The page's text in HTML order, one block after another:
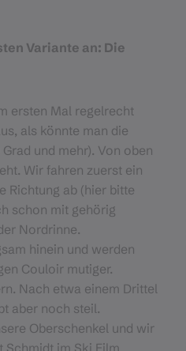
Variante an: Die
ersten Mal regelrecht
als könnte man die
und mehr). Von oben
Wir fahren zuerst ein
Richtung ab (hier bitte
schon mit gehörig
Nordrinne.
hinein und werden
Couloir mutiger.
Nach etwa einem Drittel
aber noch steil.
Oberschenkel und wir